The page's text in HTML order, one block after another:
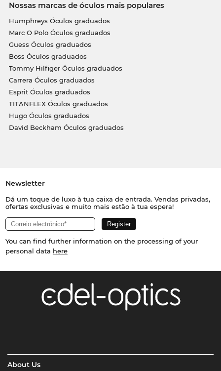
Nossas marcas de óculos mais populares
Humphreys Óculos graduados
Marc O Polo Óculos graduados
Guess Óculos graduados
Boss Óculos graduados
Tommy Hilfiger Óculos graduados
Carrera Óculos graduados
Esprit Óculos graduados
TITANFLEX Óculos graduados
Hugo Óculos graduados
David Beckham Óculos graduados
Newsletter
Dá um toque de luxo à tua caixa de entrada. Vendas privadas,
ofertas exclusivas e muito mais estão à tua espera!
You can find further information on the processing of your
personal data here
About Us